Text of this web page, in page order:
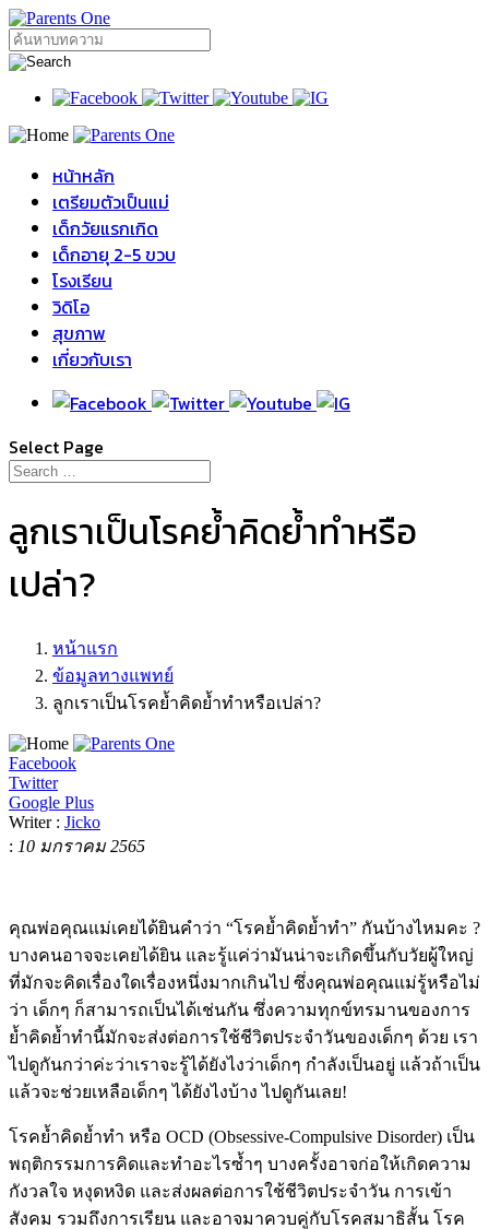
หน้าหลัก
เตรียมตัวเป็นแม่
เด็กวัยแรกเกิด
เด็กอายุ 2-5 ขวบ
โรงเรียน
วิดิโอ
สุขภาพ
เกี่ยวกับเรา
Select Page
ลูกเราเป็นโรคย้ำคิดย้ำทำหรือ
เปล่า?
หน้าแรก
ข้อมูลทางแพทย์
ลูกเราเป็นโรคย้ำคิดย้ำทำหรือเปล่า?
Facebook
Twitter
Google Plus
Writer : Jicko
: 10 มกราคม 2565
คุณพ่อคุณแม่เคยได้ยินคำว่า “โรคย้ำคิดย้ำทำ” กันบ้างไหมคะ ?
บางคนอาจจะเคยได้ยิน และรู้แค่ว่ามันน่าจะเกิดขึ้นกับวัยผู้ใหญ่
ที่มักจะคิดเรื่องใดเรื่องหนึ่งมากเกินไป ซึ่งคุณพ่อคุณแม่รู้หรือไม่
ว่า เด็กๆ ก็สามารถเป็นได้เช่นกัน ซึ่งความทุกข์ทรมานของการ
ย้ำคิดย้ำทำนี้มักจะส่งต่อการใช้ชีวิตประจำวันของเด็กๆ ด้วย เรา
ไปดูกันกว่าค่ะว่าเราจะรู้ได้ยังไงว่าเด็กๆ กำลังเป็นอยู่ แล้วถ้าเป็น
แล้วจะช่วยเหลือเด็กๆ ได้ยังไงบ้าง ไปดูกันเลย!
โรคย้ำคิดย้ำทำ หรือ OCD (Obsessive-Compulsive Disorder) เป็น
พฤติกรรมการคิดและทำอะไรซ้ำๆ บางครั้งอาจก่อให้เกิดความ
กังวลใจ หงุดหงิด และส่งผลต่อการใช้ชีวิตประจำวัน การเข้า
สังคม รวมถึงการเรียน และอาจมาควบคู่กับโรคสมาธิสั้น โรค